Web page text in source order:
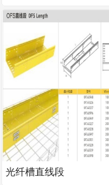
光纤槽直线段